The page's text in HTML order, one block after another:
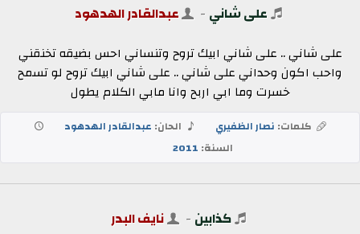
على شاني - عبدالقادر الهدهود
على شاني .. على شاني ابيك تروح وتنساني احس بضيقه تخنقني
واحب اكون وحداني على شاني .. على شاني ابيك تروح لو تسمح
خسرت وما ابي اربح وانا مابي الكلام يطول
كلمات: نصار الظفيري الحان: عبدالقادر الهدهود
السنة: 2011
كذابين - نايف البدر